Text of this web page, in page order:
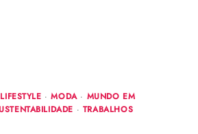
LIFESTYLE ·MODA· MUNDO EM
· TRABALHOS